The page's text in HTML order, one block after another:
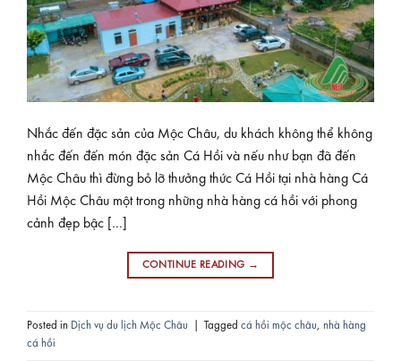
Nhắc đến đặc sản của Mộc Châu, du khách không thể không
nhắc đến đến món đặc sản Cá Hồi và nếu như bạn đã đến
Mộc Châu thì đừng bỏ lỡ thưởng thức Cá Hồi tại nhà hàng Cá
Hồi Mộc Châu một trong những nhà hàng cá hồi với phong
cảnh đẹp bậc […]
CONTINUE READING →
Posted in Dịch vụ du lịch Mộc Châu Tagged cá hồi mộc châu, nhà hàng
cá hồi